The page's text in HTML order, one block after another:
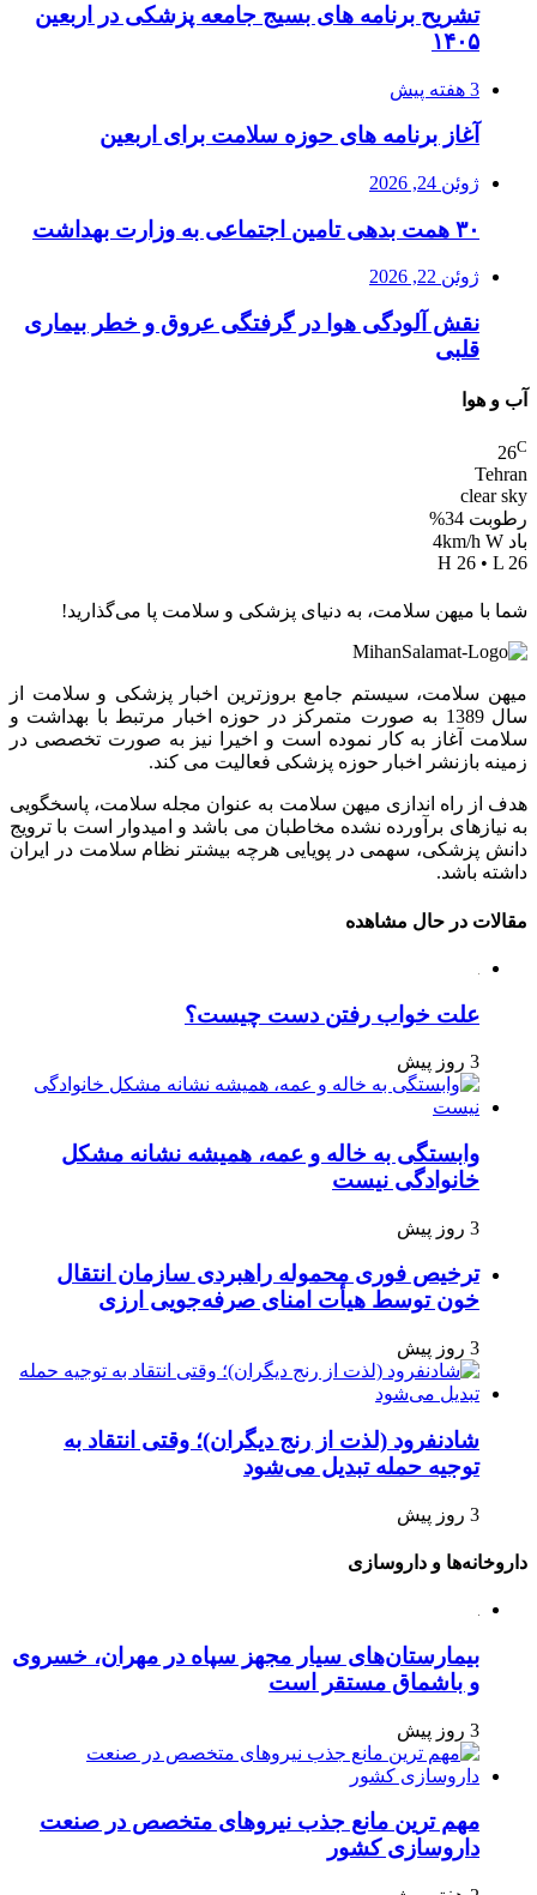
تشریح برنامه های بسیج جامعه پزشکی در اربعین
۱۴۰۵
3 هفته پیش
آغاز برنامه های حوزه سلامت برای اربعین
ژوئن 24, 2026
۳۰ همت بدهی تامین اجتماعی به وزارت بهداشت
ژوئن 22, 2026
نقش آلودگی هوا در گرفتگی عروق و خطر بیماری
قلبی
آب و هوا
26C
Tehran
clear sky
رطوبت 34%
باد 4km/h W
H 26 • L 26
شما با میهن سلامت، به دنیای پزشکی و سلامت پا می‌گذارید!
میهن سلامت، سیستم جامع بروزترین اخبار پزشکی و سلامت از
سال 1389 به صورت متمرکز در حوزه اخبار مرتبط با بهداشت و
سلامت آغاز به کار نموده است و اخیرا نیز به صورت تخصصی در
زمینه بازنشر اخبار حوزه پزشکی فعالیت می کند.
هدف از راه اندازی میهن سلامت به عنوان مجله سلامت، پاسخگویی
به نیازهای برآورده نشده مخاطبان می باشد و امیدوار است با ترویج
دانش پزشکی، سهمی در پویایی هرچه بیشتر نظام سلامت در ایران
داشته باشد.
مقالات در حال مشاهده
علت خواب رفتن دست چیست؟
3 روز پیش
وابستگی به خاله و عمه، همیشه نشانه مشکل
خانوادگی نیست
3 روز پیش
ترخیص فوری محموله راهبردی سازمان انتقال
خون توسط هیأت امنای صرفه‌جویی ارزی
3 روز پیش
شادنفرود (لذت از رنج دیگران)؛ وقتی انتقاد به
توجیه حمله تبدیل می‌شود
3 روز پیش
داروخانه‌ها و داروسازی
بیمارستان‌های سیار مجهز سپاه در مهران، خسروی
و باشماق مستقر است
3 روز پیش
مهم ترین مانع جذب نیروهای متخصص در صنعت
داروسازی کشور